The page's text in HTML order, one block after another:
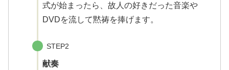
式が始まったら、故人の好きだった音楽や
DVDを流して黙祷を捧げます。
STEP2
献奏